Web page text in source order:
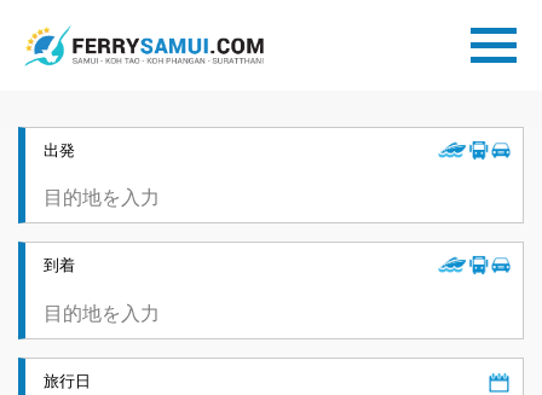
出発
到着
旅行日